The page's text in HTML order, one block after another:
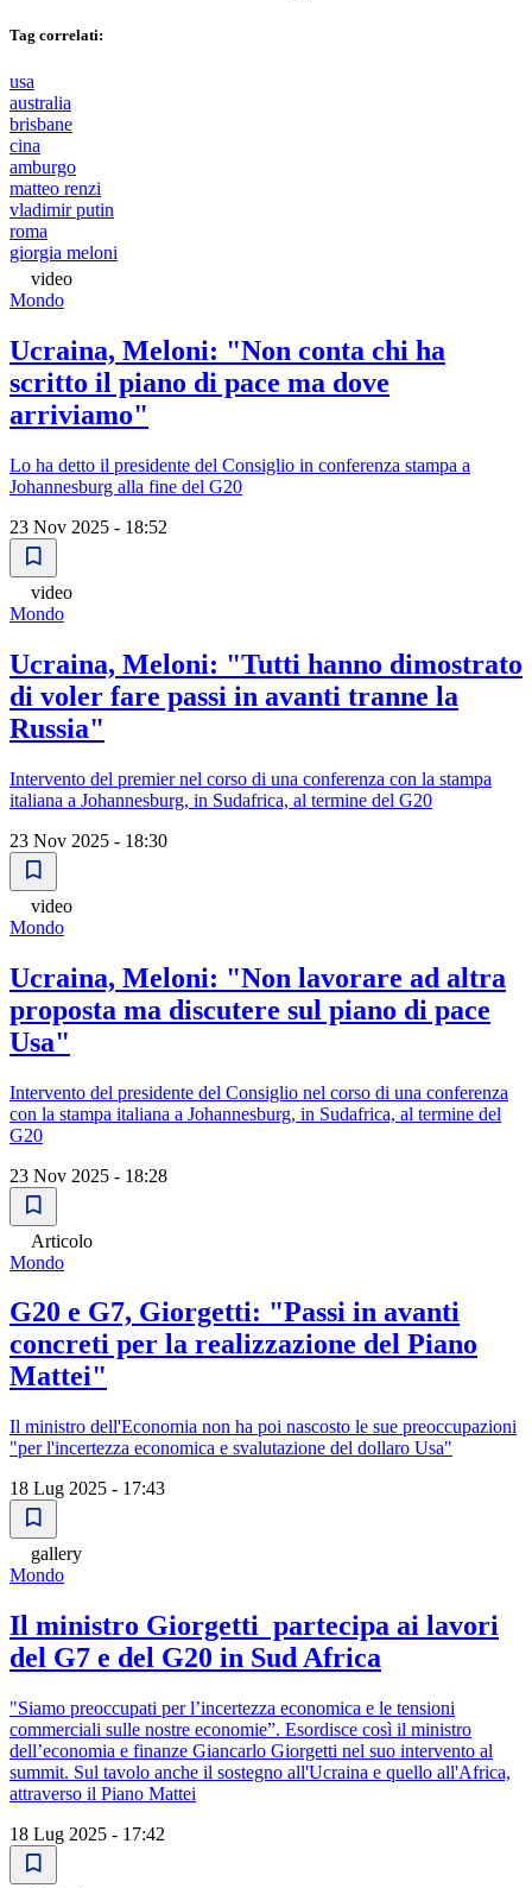
Tag correlati:
usa
australia
brisbane
cina
amburgo
matteo renzi
vladimir putin
roma
giorgia meloni
video
Mondo
Ucraina, Meloni: "Non conta chi ha
scritto il piano di pace ma dove
arriviamo"
Lo ha detto il presidente del Consiglio in conferenza stampa a
Johannesburg alla fine del G20
23 Nov 2025 - 18:52
video
Mondo
Ucraina, Meloni: "Tutti hanno dimostrato
di voler fare passi in avanti tranne la
Russia"
Intervento del premier nel corso di una conferenza con la stampa
italiana a Johannesburg, in Sudafrica, al termine del G20
23 Nov 2025 - 18:30
video
Mondo
Ucraina, Meloni: "Non lavorare ad altra
proposta ma discutere sul piano di pace
Usa"
Intervento del presidente del Consiglio nel corso di una conferenza
con la stampa italiana a Johannesburg, in Sudafrica, al termine del
G20
23 Nov 2025 - 18:28
Articolo
Mondo
G20 e G7, Giorgetti: "Passi in avanti
concreti per la realizzazione del Piano
Mattei"
Il ministro dell'Economia non ha poi nascosto le sue preoccupazioni
"per l'incertezza economica e svalutazione del dollaro Usa"
18 Lug 2025 - 17:43
gallery
Mondo
Il ministro Giorgetti partecipa ai lavori
del G7 e del G20 in Sud Africa
"Siamo preoccupati per l’incertezza economica e le tensioni
commerciali sulle nostre economie”. Esordisce così il ministro
dell’economia e finanze Giancarlo Giorgetti nel suo intervento al
summit. Sul tavolo anche il sostegno all'Ucraina e quello all'Africa,
attraverso il Piano Mattei
18 Lug 2025 - 17:42